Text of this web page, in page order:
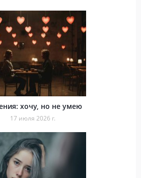
хочу, но не умею
17 июля 2026 г.